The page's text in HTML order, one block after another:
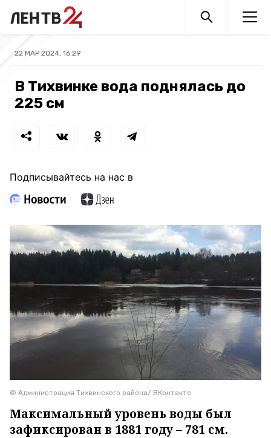
22 МАР 2024, 16:29
В Тихвинке вода поднялась до
225 см
Подписывайтесь на нас в
© Администрация Тихвинского района/ ВКонтакте
Максимальный уровень воды был
зафиксирован в 1881 году – 781 см.